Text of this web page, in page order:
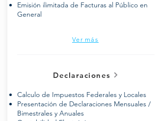
Emisión ilimitada de Facturas al Público en
General
Ver más
Declaraciones
Calculo de Impuestos Federales y Locales
Presentación de Declaraciones Mensuales /
Bimestrales y Anuales